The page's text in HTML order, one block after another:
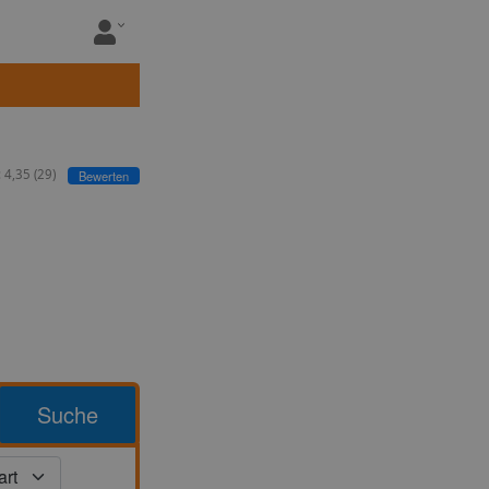
4,35 (29) Bewerten
Suche